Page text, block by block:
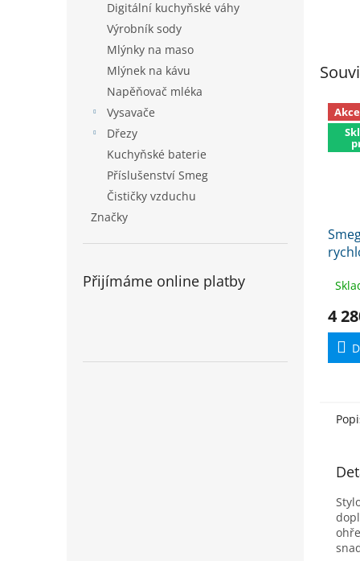
Digitální kuchyňské váhy
Výrobník sody
Mlýnky na maso
Mlýnek na kávu
Napěňovač mléka
Vysavače
Dřezy
Kuchyňské baterie
Příslušenství Smeg
Čističky vzduchu
Značky
Přijímáme online platby
Akce
k
4